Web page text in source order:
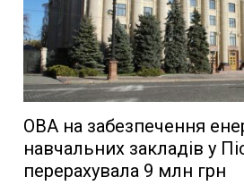
ОВА на забезпечення
навчальних закладів у
перерахувала 9 млн грн